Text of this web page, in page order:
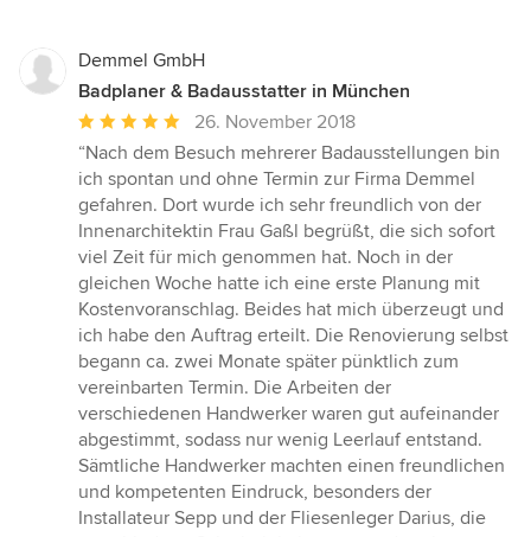
Demmel GmbH
Badplaner & Badausstatter in München
Durchschnittliche
Bewertung:
5
von
5
Sternen
26. November 2018
“Nach dem Besuch mehrerer Badausstellungen bin
ich spontan und ohne Termin zur Firma Demmel
gefahren. Dort wurde ich sehr freundlich von der
Innenarchitektin Frau Gaßl begrüßt, die sich sofort
viel Zeit für mich genommen hat. Noch in der
gleichen Woche hatte ich eine erste Planung mit
Kostenvoranschlag. Beides hat mich überzeugt und
ich habe den Auftrag erteilt. Die Renovierung selbst
begann ca. zwei Monate später pünktlich zum
vereinbarten Termin. Die Arbeiten der
verschiedenen Handwerker waren gut aufeinander
abgestimmt, sodass nur wenig Leerlauf entstand.
Sämtliche Handwerker machten einen freundlichen
und kompetenten Eindruck, besonders der
Installateur Sepp und der Fliesenleger Darius, die